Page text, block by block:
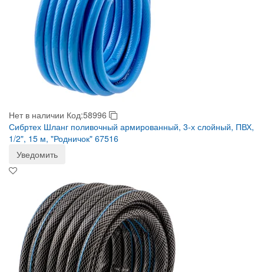
Нет в наличии Код:58996
Сибртех Шланг поливочный армированный, 3-х слойный, ПВХ,
1/2", 15 м, "Родничок" 67516
Уведомить